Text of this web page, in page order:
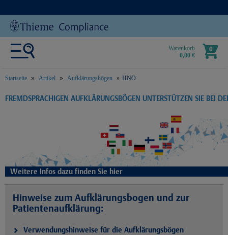
Warenkorb
0,00 €
0
Startseite Artikel Aufklärungsbögen HNO
text.skipToContent
text.skipToNavigation
FREMDSPRACHIGEN AUFKLÄRUNGSBÖGEN UNTERSTÜTZEN SIE BEI
Weitere Infos dazu finden Sie hier
Hinweise zum Aufklärungsbogen und zur
Patientenaufklärung:
Verwendungshinweise für die Aufklärungsbögen